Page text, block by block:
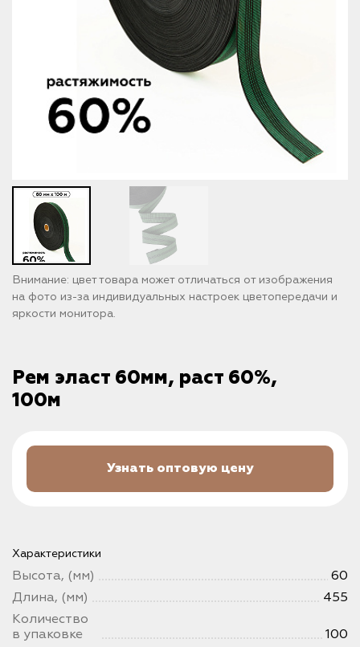
Внимание: цвет товара может отличаться от изображения
на фото из-за индивидуальных настроек цветопередачи и
яркости монитора.
Рем эласт 60мм, раст 60%,
100м
Узнать оптовую цену
Характеристики
Высота, (мм)
60
Длина, (мм)
455
Количество
в упаковке
100